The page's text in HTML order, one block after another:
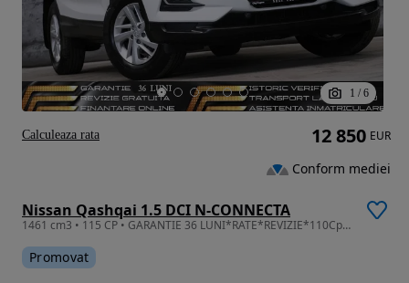
1 / 6
Nissan Qashqai 1.5 DCI N-CONNECTA
1461 cm3 • 115 CP • GARANTIE 36 LUNI*RATE*REVIZIE*110Cp*Navi mare*Led*Incalzire*Distronic
Promovat
12 850 EUR
Conform mediei
Calculeaza rata